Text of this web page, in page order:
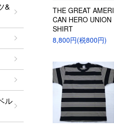
THE GREAT AMERI
CAN HERO UNION
SHIRT
8,800円(税800円)
&
ル